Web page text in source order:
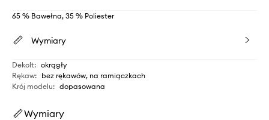
65 % Bawełna, 35 % Poliester
Wymiary
Dekolt: okrągły
Rękaw: bez rękawów, na ramiączkach
Krój modelu: dopasowana
Wymiary